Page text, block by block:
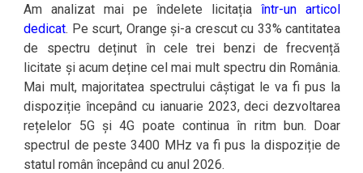
Am analizat mai pe îndelete licitațiaîntr-un articol
dedicat. Pe scurt, Orange și-a crescut cu 33% cantitatea
de spectru deținut în cele trei benzi de frecvență
licitate și acum deține cel mai mult spectru din România.
Mai mult, majoritatea spectrului câștigat le va fi pus la
dispoziție începând cu ianuarie 2023, deci dezvoltarea
rețelelor 5G și 4G poate continua în ritm bun. Doar
spectrul de peste 3400 MHz va fi pus la dispoziție de
statul român începând cu anul 2026.